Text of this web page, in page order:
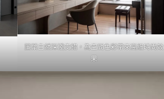
簾葉自然深淺交錯，為空間色彩帶來高級時尚效
果